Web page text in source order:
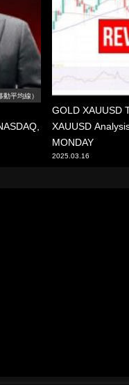
動平均線）
GOLD XAUUSD
XAUUSD
MONDAY
2025.03.16